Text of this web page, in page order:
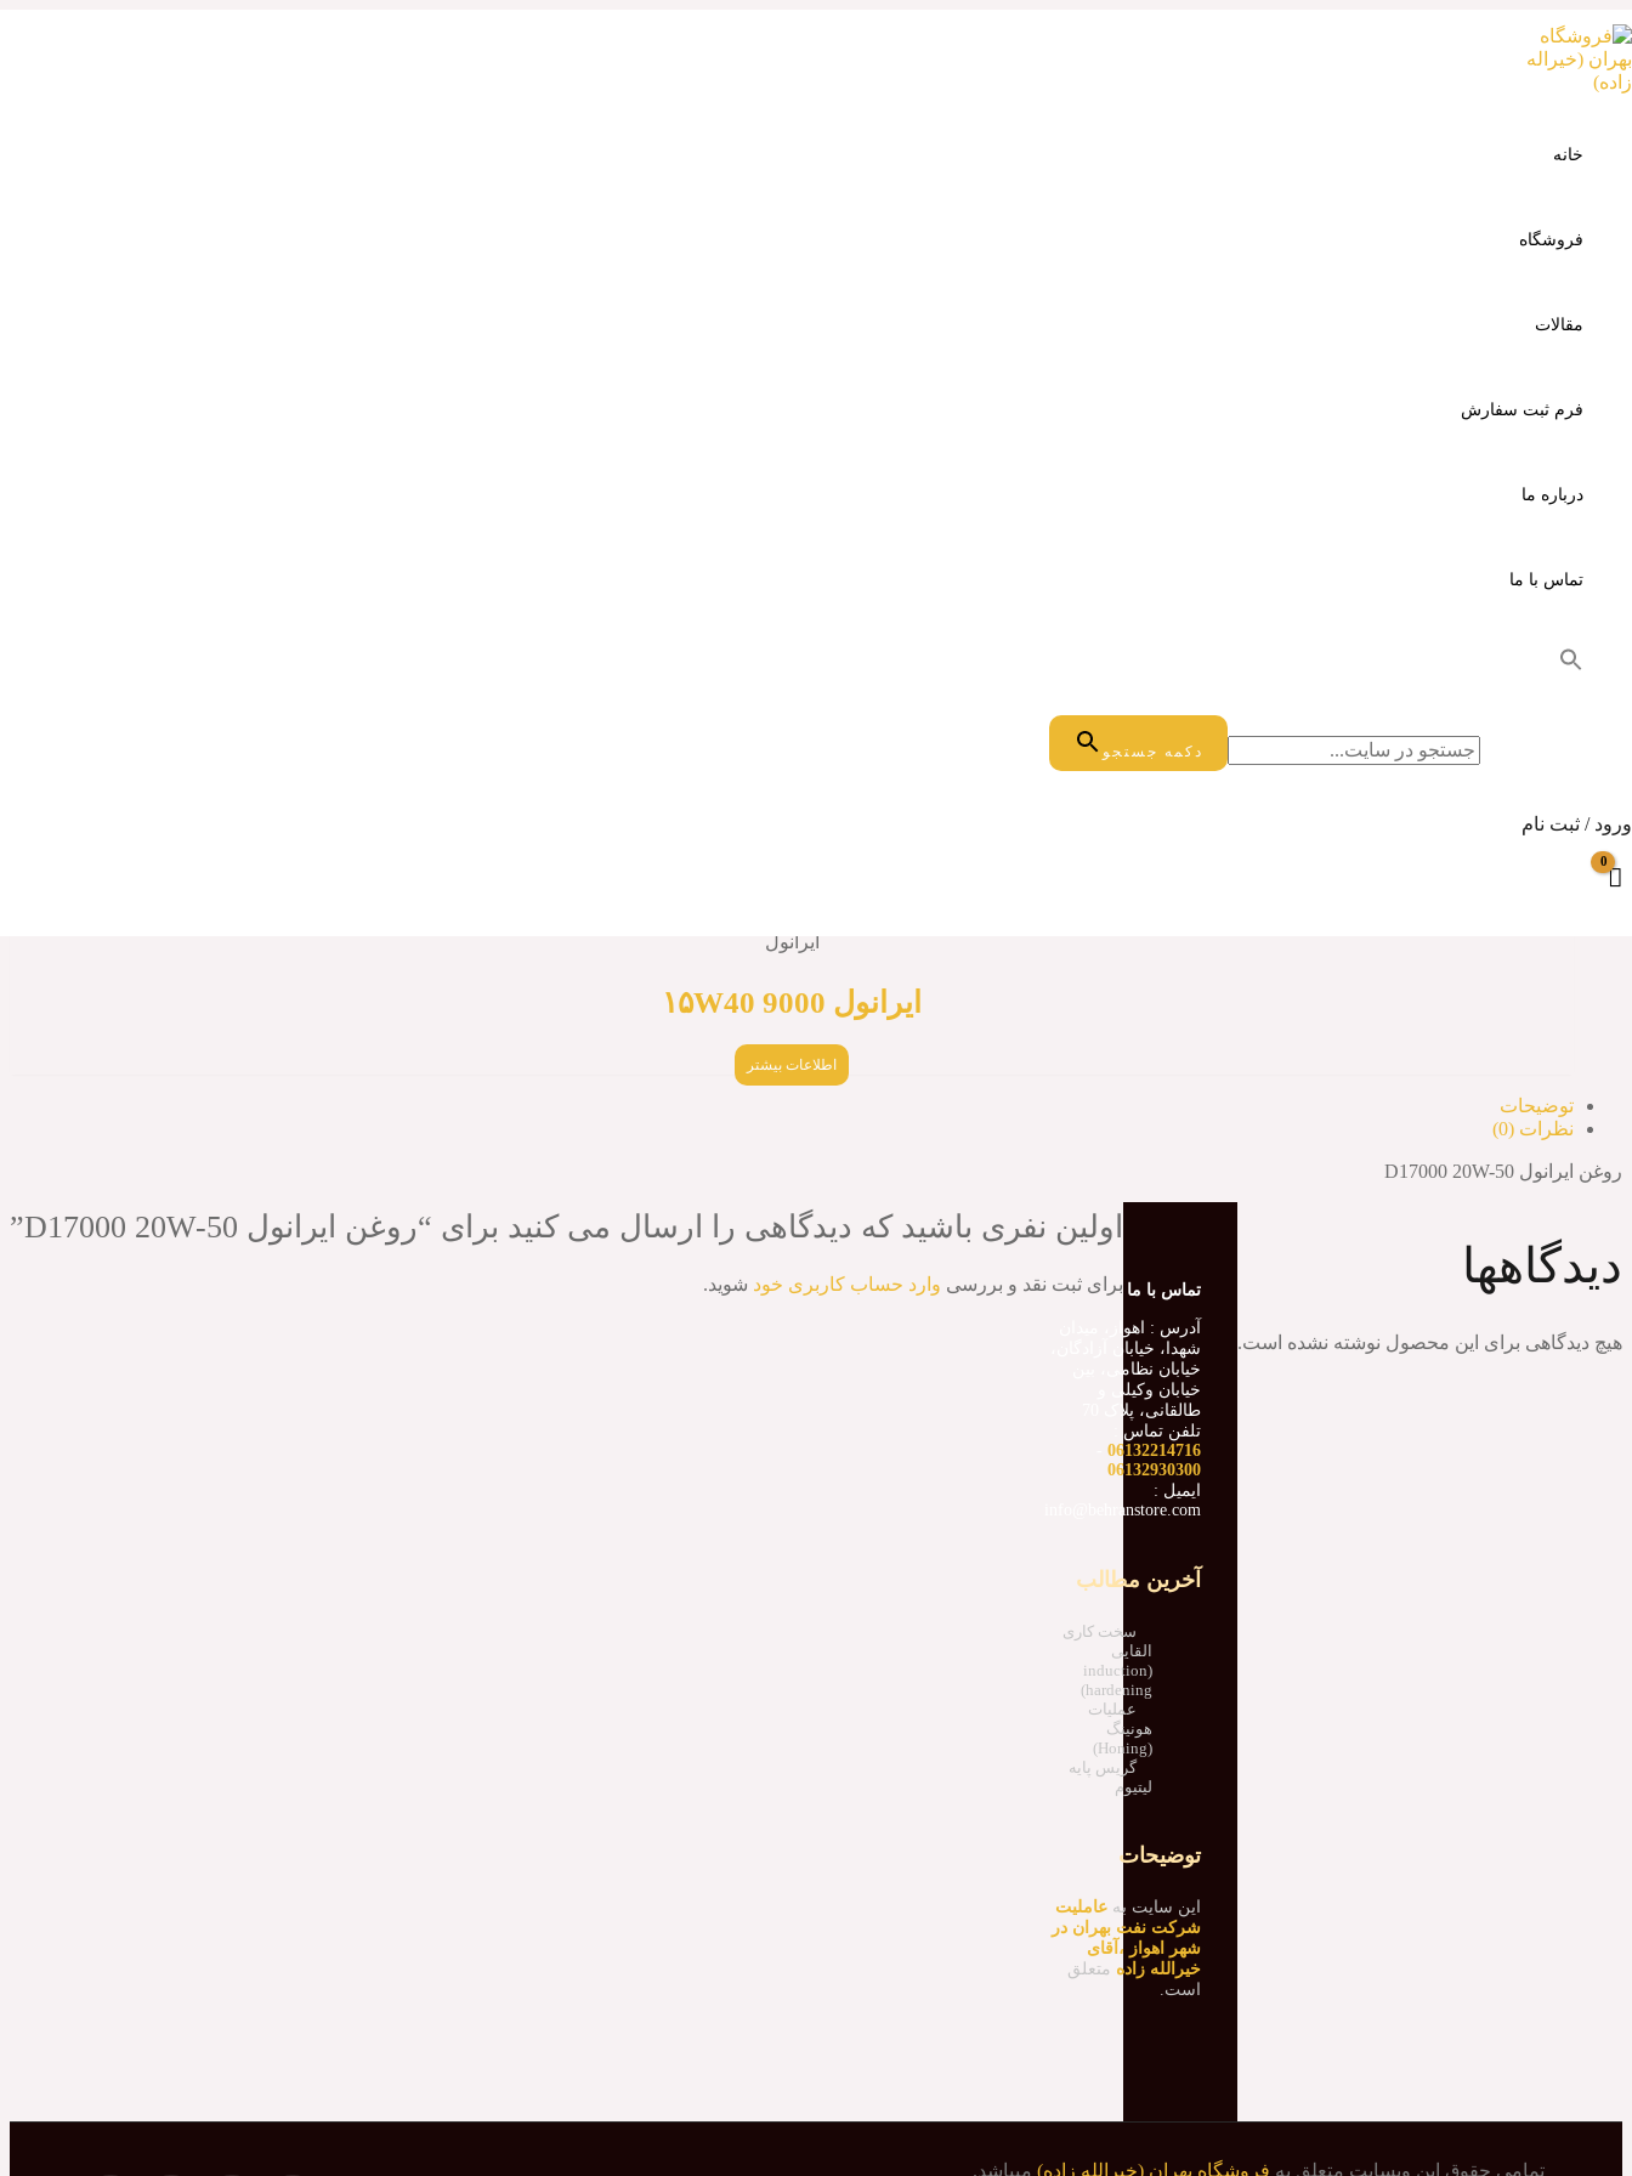
پرش
به
محتوا
خانه
فروشگاه
مقالات
فرم ثبت سفارش
درباره ما
تماس با ما
دکمه جستجو
ورود / ثبت نام
روغن ایرانول D17000 20W-50
ایرانول
ایرانول ۱۵W40 9000
اطلاعات بیشتر
توضیحات
نظرات (0)
روغن ایرانول D17000 20W-50
دیدگاهها
هیچ دیدگاهی برای این محصول نوشته نشده است.
اولین نفری باشید که دیدگاهی را ارسال می کنید برای “روغن ایرانول D17000 20W-50”
برای ثبت نقد و بررسی وارد حساب کاربری خود شوید. تماس با ما
آدرس : اهواز، میدان
شهدا، خیابان آزادگان،
خیابان نظامی، بین
خیابان وکیلی و
طالقانی، پلاک 70
تلفن تماس :
06132214716
06132930300
ایمیل :
info@behranstore.com
آخرین مطالب
سخت کاری
القایی
(induction
hardening)
عملیات
هونینگ
(Honing)
گریس پایه
لیتیوم
توضیحات
این سایت به عاملیت
شرکت نفت بهران در
شهر اهواز ،آقای
خیرالله زاده متعلق
است.
تمامی حقوق این وبسایت متعلق به فروشگاه بهران (خیرالله زاده) میباشد.